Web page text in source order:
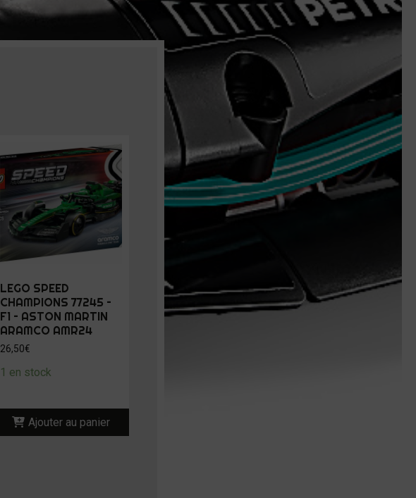
LEGO SPEED
CHAMPIONS 77245 –
F1 – ASTON MARTIN
ARAMCO AMR24
26,50€
1 en stock
Ajouter au panier